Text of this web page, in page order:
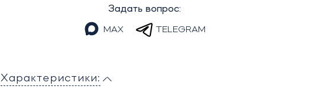
Задать вопрос:
MAX TELEGRAM
Характеристики: